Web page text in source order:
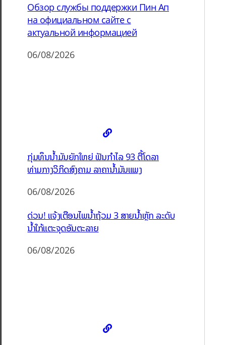
Обзор службы поддержки Пин Ап
на официальном сайте с
актуальной информацией
06/08/2026
ກຸ່ມທຶນນ້ຳມັນຍັກໃຫຍ່ ຟັນກຳໄລ 93 ຕື້ໂດລາ
ທ່າມກາງວິກິດສົງຄາມ ລາຄານໍ້າມັນແພງ
06/08/2026
ດ່ວນ! ແຈ້ງເຕືອນໄພນໍ້າຖ້ວມ 3 ສາຍນໍ້າຫຼັກ ລະດັບ
ນໍ້າໃກ້ແຕະຈຸດອັນຕະລາຍ
06/08/2026